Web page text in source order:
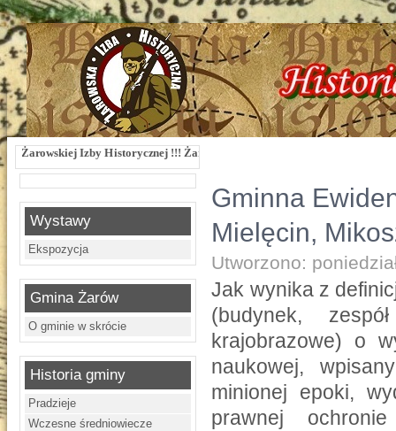
Izby Historycznej !!! Żarowska Izba Historyczna, ul. Dworcowa 3 !!! e-mail:
Wystawy
Ekspozycja
Gmina Żarów
O gminie w skrócie
Historia gminy
Pradzieje
Wczesne średniowiecze
Gminna
Mielęcin,
Utworzono:
Jak wynika z
(budynek,
krajobrazowe) o
naukowej,
minionej epoki,
prawnej